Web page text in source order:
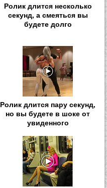
Ролик длится несколько
секунд, а смеяться вы
будете долго
Ролик длится пару секунд,
но вы будете в шоке от
увиденного